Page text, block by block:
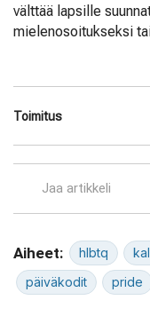
välttää lapsille
mielenosoitukseksi
Toimitus
Jaa artikkeli
Aiheet: hlbtq
päiväkodit
pride